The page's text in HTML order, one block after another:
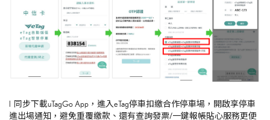
l 同步下載uTagGo App，進入eTag停車扣繳合作停車場，開啟享停車
進出場通知，避免重覆繳款、還有查詢發票/一鍵報帳貼心服務更便